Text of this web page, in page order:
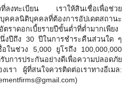
ที่ลงทะเบียน เราให้สินเชื่อเพื่อช่วย
คลนิติบุคคลที่ต้องการอัปเดตสถานะ
ตราดอกเบี้ยรายปีขั้นต่ำที่ต่ำมากเพียง
นึ่งปีถึง 30 ปีในการชำระคืนส่วนใด ๆ
ในช่วง 5,000 ยูโรถึง 100,000,000
บการประกันอย่างดีเพื่อความปลอดภัย
เรา ผู้ที่สนใจควรติดต่อเราทางอีเมล: